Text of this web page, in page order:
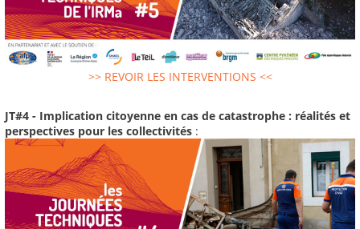
>> REVOIR LES INTERVENTIONS <<
JT#4 - Implication citoyenne en cas de catastrophe : réalités et
perspectives pour les collectivités :